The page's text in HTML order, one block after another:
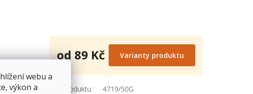
webu a
výkon a
Kód produktu:
4719/50G
od 89 Kč
cena:
Varianty produktu